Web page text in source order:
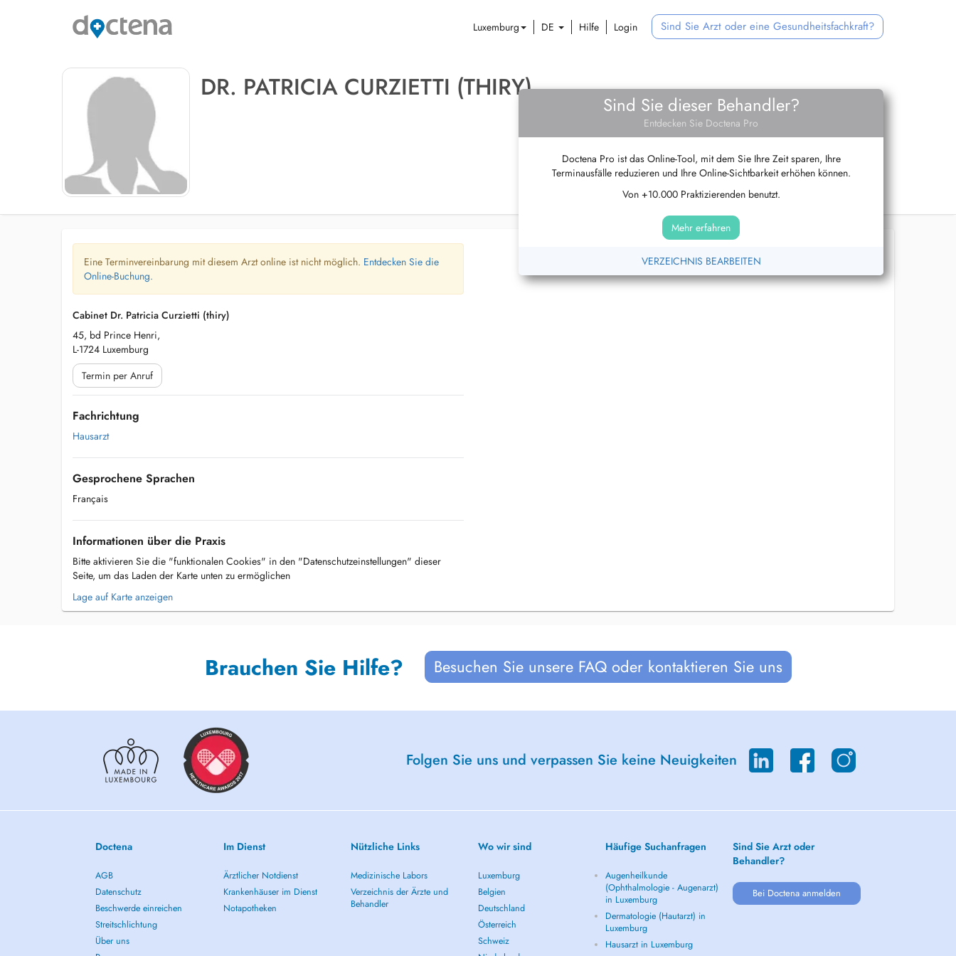
Luxemburg DE Hilfe Login Sind Sie Arzt oder eine Gesundheitsfachkraft?
DR. PATRICIA CURZIETTI (THIRY)
Sind Sie dieser Behandler?
Entdecken Sie Doctena Pro
Doctena Pro ist das Online-Tool, mit dem Sie Ihre Zeit sparen, Ihre
Terminausfälle reduzieren und Ihre Online-Sichtbarkeit erhöhen können.
Von +10.000 Praktizierenden benutzt.
Mehr erfahren
VERZEICHNIS BEARBEITEN
Eine Terminvereinbarung mit diesem Arzt online ist nicht möglich. Entdecken Sie die
Online-Buchung.
Cabinet Dr. Patricia Curzietti (thiry)
45, bd Prince Henri,
L-1724 Luxemburg
Termin per Anruf
Fachrichtung
Hausarzt
Gesprochene Sprachen
Français
Informationen über die Praxis
Bitte aktivieren Sie die "funktionalen Cookies" in den "Datenschutzeinstellungen" dieser
Seite, um das Laden der Karte unten zu ermöglichen
Lage auf Karte anzeigen
Brauchen Sie Hilfe? Besuchen Sie unsere FAQ oder kontaktieren Sie uns
Folgen Sie uns und verpassen Sie keine Neuigkeiten
Doctena
AGB
Datenschutz
Beschwerde einreichen
Streitschlichtung
Über uns
Im Dienst
Ärztlicher Notdienst
Krankenhäuser im Dienst
Notapotheken
Nützliche Links
Medizinische Labors
Verzeichnis der Ärzte und
Behandler
Wo wir sind
Luxemburg
Belgien
Deutschland
Österreich
Schweiz
Häufige Suchanfragen
Augenheilkunde
(Ophthalmologie - Augenarzt)
in Luxemburg
Dermatologie (Hautarzt) in
Luxemburg
Hausarzt in Luxemburg
Sind Sie Arzt oder
Behandler?
Bei Doctena anmelden